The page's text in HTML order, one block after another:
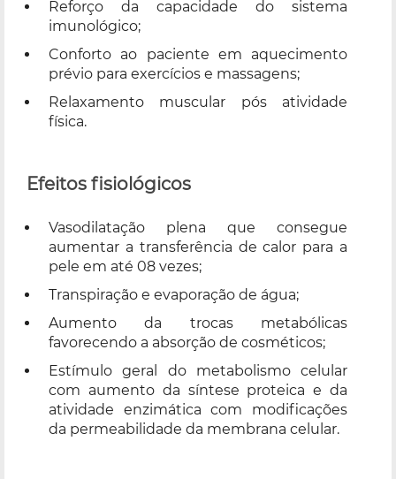
Reforço da capacidade do sistema
imunológico;
Conforto ao paciente em aquecimento
prévio para exercícios e massagens;
Relaxamento muscular pós atividade
física.
Efeitos fisiológicos
Vasodilatação plena que consegue
aumentar a transferência de calor para a
pele em até 08 vezes;
Transpiração e evaporação de água;
Aumento da trocas metabólicas
favorecendo a absorção de cosméticos;
Estímulo geral do metabolismo celular
com aumento da síntese proteica e da
atividade enzimática com modificações
da permeabilidade da membrana celular.